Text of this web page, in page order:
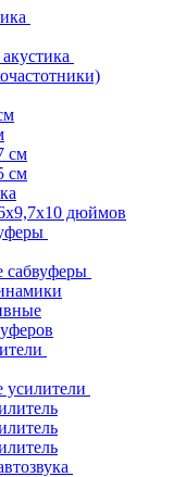
см
см
дюймов
сабвуферы